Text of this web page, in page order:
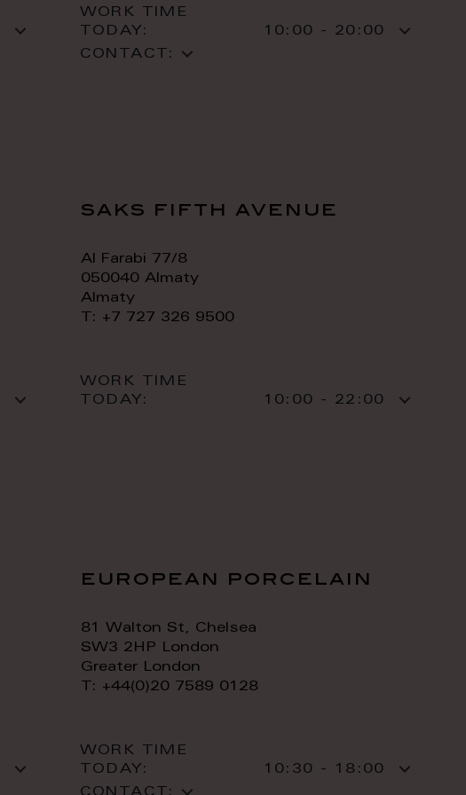
WORK TIME
TODAY:
10:00 - 20:00
CONTACT:
saks fifth avenue
Al Farabi 77/8
050040 Almaty
Almaty
T: +7 727 326 9500
WORK TIME
TODAY:
10:00 - 22:00
european porcelain
81 Walton St, Chelsea
SW3 2HP London
Greater London
T: +44(0)20 7589 0128
WORK TIME
TODAY:
10:30 - 18:00